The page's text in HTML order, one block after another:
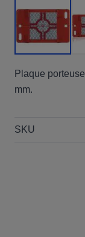
Plaque
mm.
SKU